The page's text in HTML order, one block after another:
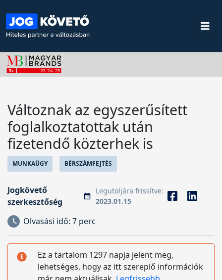
Változnak az egyszerűsített
foglalkoztatottak után
fizetendő közterhek is
MUNKAÜGY BÉRSZÁMFEJTÉS
Jogkövető
szerkesztőség
Legutoljára frissítve:
2023.01.15
Olvasási idő: 7 perc
Ez a tartalom 1297 napja jelent meg,
lehetséges, hogy az itt szereplő információk